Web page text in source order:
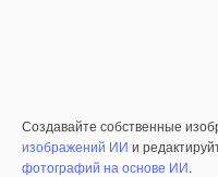
Создавайте собственные
изображений ИИ и
фотографий на основе ИИ.